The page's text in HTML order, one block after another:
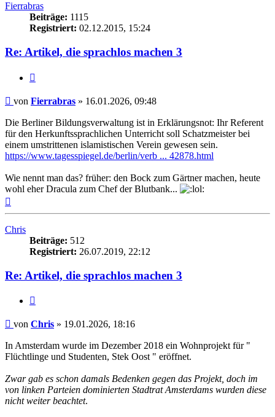
Fierrabras
Beiträge: 1115
Registriert: 02.12.2015, 15:24
Re: Artikel, die sprachlos machen 3
Beitrag
von Fierrabras » 16.01.2026, 09:48
Die Berliner Bildungsverwaltung ist in Erklärungsnot: Ihr Referent
für den Herkunftssprachlichen Unterricht soll Schatzmeister bei
einem umstrittenen islamistischen Verein gewesen sein.
https://www.tagesspiegel.de/berlin/verb ... 42878.html
Wie nennt man das? früher: den Bock zum Gärtner machen, heute
wohl eher Dracula zum Chef der Blutbank...
Chris
Beiträge: 512
Registriert: 26.07.2019, 22:12
Re: Artikel, die sprachlos machen 3
Beitrag
von Chris » 19.01.2026, 18:16
In Amsterdam wurde im Dezember 2018 ein Wohnprojekt für "
Flüchtlinge und Studenten, Stek Oost " eröffnet.
Zwar gab es schon damals Bedenken gegen das Projekt, doch im
von linken Parteien dominierten Stadtrat Amsterdams wurden diese
nicht weiter beachtet.